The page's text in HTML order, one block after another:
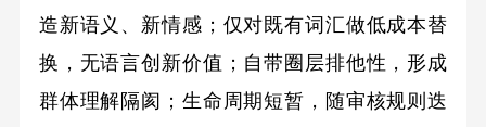
造新语义、新情感；仅对既有词汇做低成本替
换，无语言创新价值；自带圈层排他性，形成
群体理解隔阂；生命周期短暂，随审核规则迭